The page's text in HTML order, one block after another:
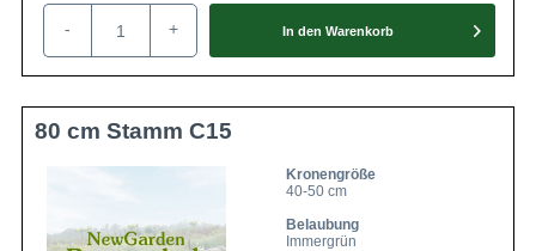
- + In den Warenkorb
80 cm Stamm C15
Kronengröße
40-50 cm
Belaubung
Immergrün